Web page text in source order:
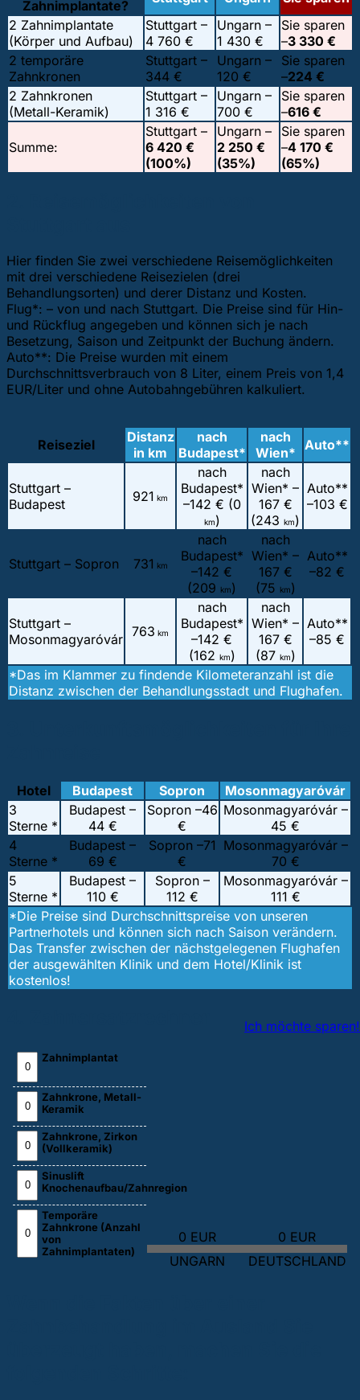
Zahnimplantate?
2 Zahnimplantate
(Körper und Aufbau)
Stuttgart –
4 760 €
Ungarn –
1 430 €
Sie sparen
–3 330 €
2 temporäre
Zahnkronen
Stuttgart –
344 €
Ungarn –
120 €
Sie sparen
–224 €
2 Zahnkronen
(Metall-Keramik)
Stuttgart –
1 316 €
Ungarn –
700 €
Sie sparen
–616 €
Summe:
Stuttgart –
6 420 €
(100%)
Ungarn –
2 250 €
(35%)
Sie sparen
–4 170 €
(65%)
Hier finden Sie zwei verschiedene Reisemöglichkeiten
mit drei verschiedene Reisezielen (drei
Behandlungsorten) und derer Distanz und Kosten.
Flug*: – von und nach Stuttgart. Die Preise sind für Hin-
und Rückflug angegeben und können sich je nach
Besetzung, Saison und Zeitpunkt der Buchung ändern.
Auto**: Die Preise wurden mit einem
Durchschnittsverbrauch von 8 Liter, einem Preis von 1,4
EUR/Liter und ohne Autobahngebühren kalkuliert.
Reiseziel
Distanz
in km
nach
Budapest*
nach
Wien* Auto**
Stuttgart –
Budapest
921 km
nach
Budapest*
–142 € (0
km)
nach
Wien* –
167 €
(243 km)
Auto**
–103 €
Stuttgart – Sopron 731 km
nach
Budapest*
–142 €
(209 km)
nach
Wien* –
167 €
(75 km)
Auto**
–82 €
Stuttgart –
Mosonmagyaróvár 763 km
nach
Budapest*
–142 €
(162 km)
nach
Wien* –
167 €
(87 km)
Auto**
–85 €
*Das im Klammer zu findende Kilometeranzahl ist die
Distanz zwischen der Behandlungsstadt und Flughafen.
Hotel Budapest Sopron
Mosonmagyaróvár
3
Sterne *
Budapest –
44 €
Sopron –46
€
Mosonmagyaróvár –
45 €
4
Sterne *
Budapest –
69 €
Sopron –71
€
Mosonmagyaróvár –
70 €
5
Sterne *
Budapest –
110 €
Sopron –
112 €
Mosonmagyaróvár –
111 €
*Die Preise sind Durchschnittspreise von unseren
Partnerhotels und können sich nach Saison verändern.
Das Transfer zwischen der nächstgelegenen Flughafen
der ausgewählten Klinik und dem Hotel/Klinik ist
kostenlos!
Ich möchte sparen!
Zahnimplantat
Zahnkrone, Metall-
Keramik
Zahnkrone, Zirkon
(Vollkeramik)
Sinuslift
Knochenaufbau/Zahnregion
Temporäre
Zahnkrone (Anzahl
von
Zahnimplantaten)
0 EUR
UNGARN
0 EUR
DEUTSCHLAND